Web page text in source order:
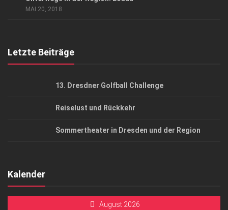
MAI 20, 2018
Letzte Beiträge
13. Dresdner Golfball Challenge
Reiselust und Rückkehr
Sommertheater in Dresden und der Region
Kalender
August 2026